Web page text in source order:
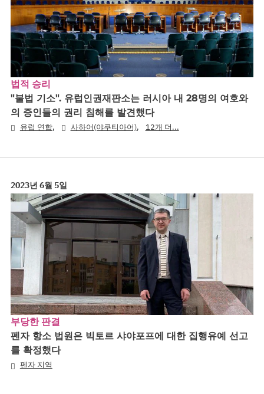
법적 승리
"불법 기소". 유럽인권재판소는 러시아 내 28명의 여호와
의 증인들의 권리 침해를 발견했다
유럽 연합, 사하어(야쿠티아어), 12개 더...
2023년 6월 5일
부당한 판결
펜자 항소 법원은 빅토르 샤야포프에 대한 집행유예 선고
를 확정했다
펜자 지역